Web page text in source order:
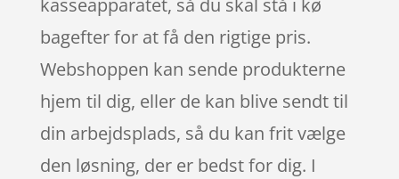
kasseapparatet, så du skal stå i kø
bagefter for at få den rigtige pris.
Webshoppen kan sende produkterne
hjem til dig, eller de kan blive sendt til
din arbejdsplads, så du kan frit vælge
den løsning, der er bedst for dig. I